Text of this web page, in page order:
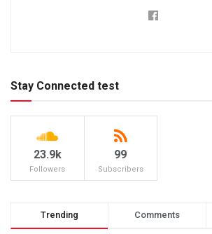
Stay Connected test
23.9k
Followers
99
Subscribers
Trending Comments